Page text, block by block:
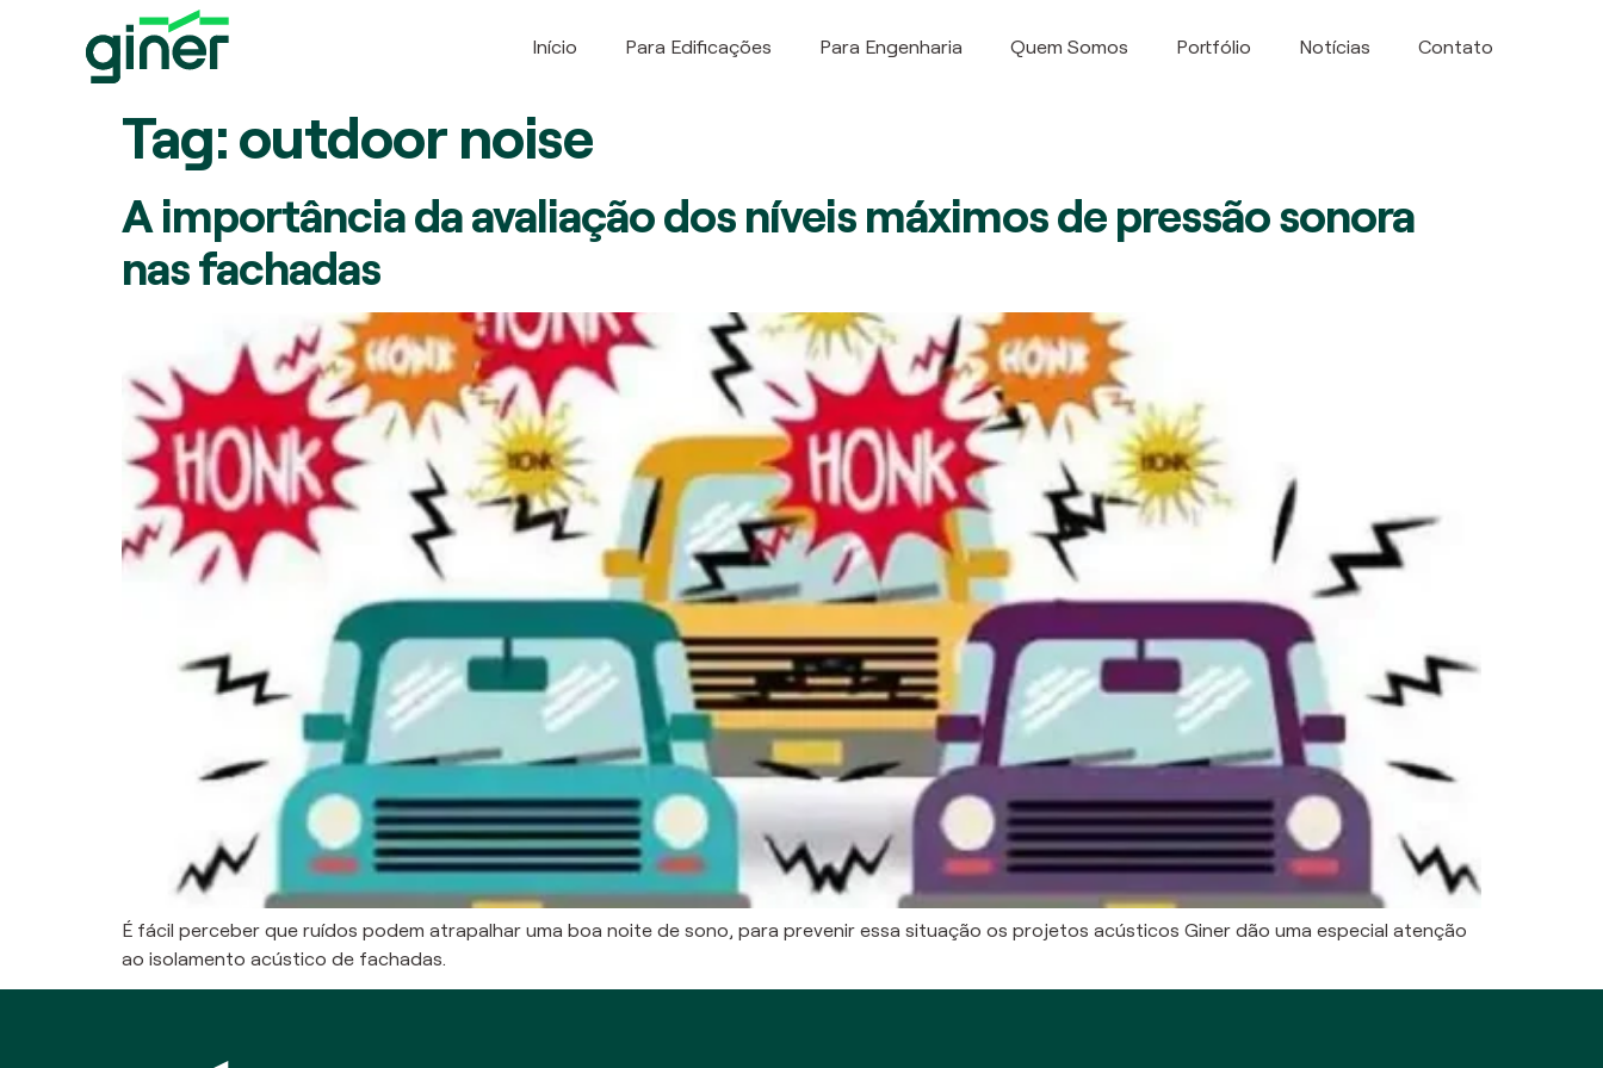
Início Para Edificações Para Engenharia Quem Somos Portfólio Notícias Contato
Tag:outdoor noise
A importância da avaliação dos níveis máximos de pressão sonora
nas fachadas
É fácil perceber que ruídos podem atrapalhar uma boa noite de sono, para prevenir essa situação os projetos acústicos Giner dão uma especial atenção
ao isolamento acústico de fachadas.